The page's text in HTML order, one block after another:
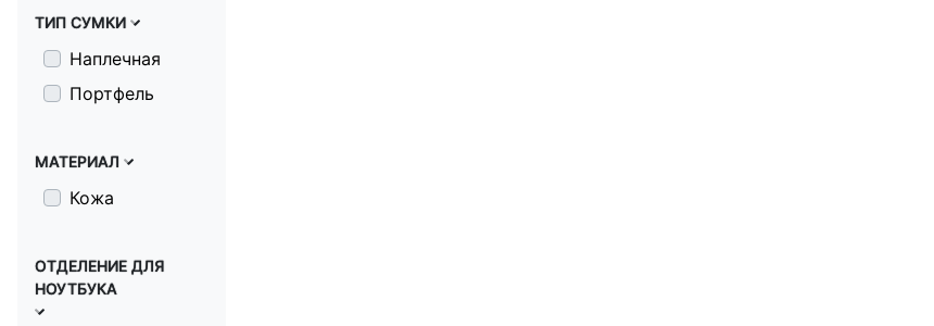
Серый
Синий
Черный
ТИП СУМКИ
Наплечная
Портфель
МАТЕРИАЛ
Кожа
ОТДЕЛЕНИЕ ДЛЯ
НОУТБУКА